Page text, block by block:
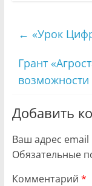
← «Урок
Грант
возможности
Добавить
Ваш адрес email
Обязательные
Комментарий *